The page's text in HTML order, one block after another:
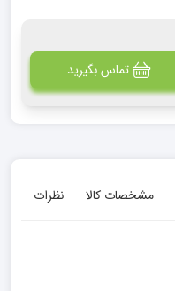
تماس بگیرید
مشخصات کالا نظرات